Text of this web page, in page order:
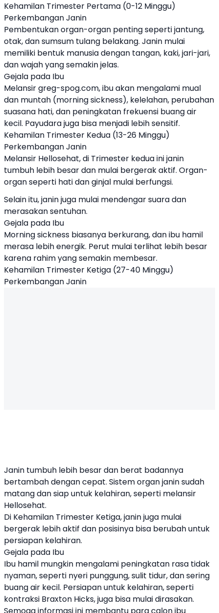
Kehamilan Trimester Pertama (0-12 Minggu)
Perkembangan Janin
Pembentukan organ-organ penting seperti jantung,
otak, dan sumsum tulang belakang. Janin mulai
memiliki bentuk manusia dengan tangan, kaki, jari-jari,
dan wajah yang semakin jelas.
Gejala pada Ibu
Melansir greg-spog.com, ibu akan mengalami mual
dan muntah (morning sickness), kelelahan, perubahan
suasana hati, dan peningkatan frekuensi buang air
kecil. Payudara juga bisa menjadi lebih sensitif.
Kehamilan Trimester Kedua (13-26 Minggu)
Perkembangan Janin
Melansir Hellosehat, di Trimester kedua ini janin
tumbuh lebih besar dan mulai bergerak aktif. Organ-
organ seperti hati dan ginjal mulai berfungsi.
Selain itu, janin juga mulai mendengar suara dan
merasakan sentuhan.
Gejala pada Ibu
Morning sickness biasanya berkurang, dan ibu hamil
merasa lebih energik. Perut mulai terlihat lebih besar
karena rahim yang semakin membesar.
Kehamilan Trimester Ketiga (27-40 Minggu)
Perkembangan Janin
Janin tumbuh lebih besar dan berat badannya
bertambah dengan cepat. Sistem organ janin sudah
matang dan siap untuk kelahiran, seperti melansir
Hellosehat.
Di Kehamilan Trimester Ketiga, janin juga mulai
bergerak lebih aktif dan posisinya bisa berubah untuk
persiapan kelahiran.
Gejala pada Ibu
Ibu hamil mungkin mengalami peningkatan rasa tidak
nyaman, seperti nyeri punggung, sulit tidur, dan sering
buang air kecil. Persiapan untuk kelahiran, seperti
kontraksi Braxton Hicks, juga bisa mulai dirasakan.